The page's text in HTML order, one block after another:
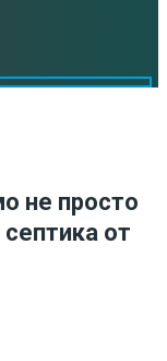
не просто
от